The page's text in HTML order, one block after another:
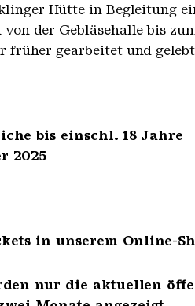
Hütte in Begleitung
der Gebläsehalle bis
früher gearbeitet und
bis einschl.
2025
in unserem Online-
nur die aktuellen